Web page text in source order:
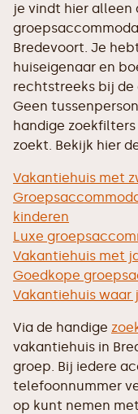
je vindt hier alleen
Bredevoort. Je
huiseigenaar en
rechtstreeks bij de
Geen
handige
zoekt. Bekijk hier
Vakantiehuis met
kinderen
Luxe
Vakantiehuis met
Goedkope
Vakantiehuis waar
Via de handige
vakantiehuis in
groep. Bij iedere
telefoonnummer
op kunt nemen